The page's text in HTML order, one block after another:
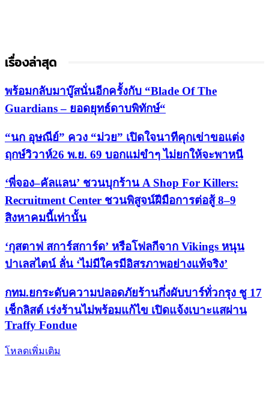
เรื่องล่าสุด
พร้อมกลับมาบู๊สนั่นอีกครั้งกับ “Blade Of The
Guardians – ยอดยุทธ์ดาบพิทักษ์“
“นก อุษณีย์” ควง “ม่วย” เปิดใจนาทีคุกเข่าขอแต่ง
ฤกษ์วิวาห์26 พ.ย. 69 บอกแม่ขำๆ ไม่ยกให้จะพาหนี
‘พี่จอง–คัลแลน’ ชวนบุกร้าน A Shop For Killers:
Recruitment Center ชวนพิสูจน์ฝีมือการต่อสู้ 8–9
สิงหาคมนี้เท่านั้น
‘กุสตาฟ สการ์สการ์ด’ หรือโฟลกีจาก Vikings หนุน
ปาเลสไตน์ ลั่น ‘ไม่มีใครมีอิสรภาพอย่างแท้จริง’
กทม.ยกระดับความปลอดภัยร้านกึ่งผับบาร์ทั่วกรุง ชู 17
เช็กลิสต์ เร่งร้านไม่พร้อมแก้ไข เปิดแจ้งเบาะแสผ่าน
Traffy Fondue
โหลดเพิ่มเติม